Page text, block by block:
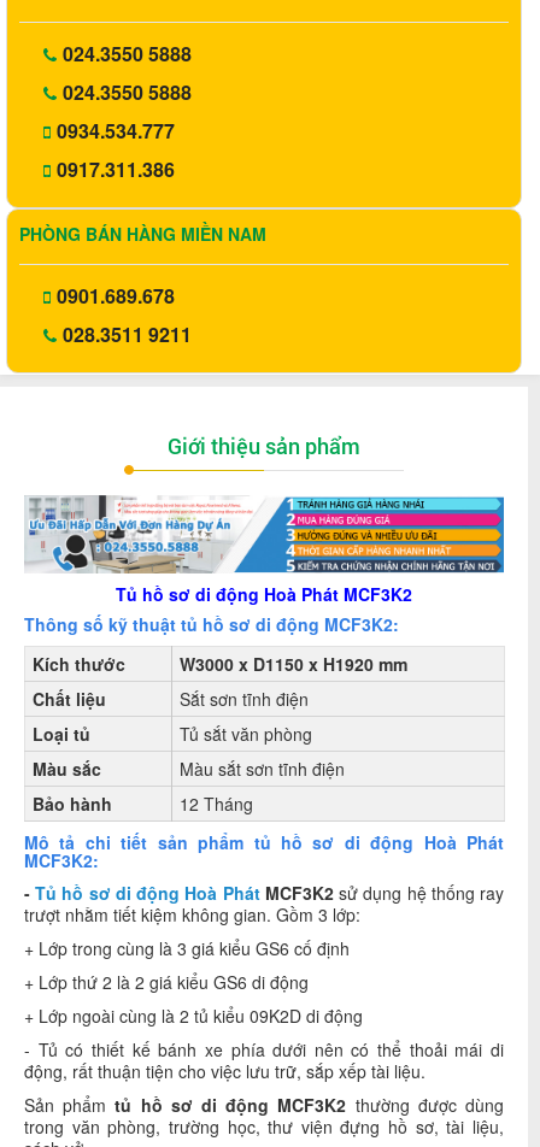
024.3550 5888
024.3550 5888
0934.534.777
0917.311.386
PHÒNG BÁN HÀNG MIỀN NAM
0901.689.678
028.3511 9211
Giới thiệu sản phẩm
Tủ hồ sơ di động Hoà Phát MCF3K2
Thông số kỹ thuật tủ hồ sơ di động MCF3K2:
Kích thước
W3000 x D1150 x H1920 mm
Chất liệu
Sắt sơn tĩnh điện
Loại tủ
Tủ sắt văn phòng
Màu sắc
Màu sắt sơn tĩnh điện
Bảo hành
12 Tháng
Mô tả chi tiết sản phẩm tủ hồ sơ di động Hoà Phát
MCF3K2:
-Tủ hồ sơ di động Hoà PhátMCF3K2sử dụng hệ thống ray
trượt nhằm tiết kiệm không gian. Gồm 3 lớp:
+ Lớp trong cùng là 3 giá kiểu GS6 cố định
+ Lớp thứ 2 là 2 giá kiểu GS6 di động
+ Lớp ngoài cùng là 2 tủ kiểu 09K2D di động
- Tủ có thiết kế bánh xe phía dưới nên có thể thoải mái di
động, rất thuận tiện cho việc lưu trữ, sắp xếp tài liệu.
Sản phẩmtủ hồ sơ di động MCF3K2 thường được dùng
trong văn phòng, trường học, thư viện đựng hồ sơ, tài liệu,